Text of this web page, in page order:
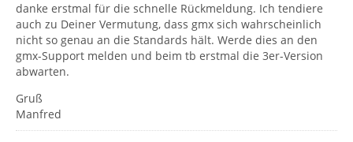
danke erstmal für die schnelle Rückmeldung. Ich tendiere
auch zu Deiner Vermutung, dass gmx sich wahrscheinlich
nicht so genau an die Standards hält. Werde dies an den
gmx-Support melden und beim tb erstmal die 3er-Version
abwarten.
Gruß
Manfred